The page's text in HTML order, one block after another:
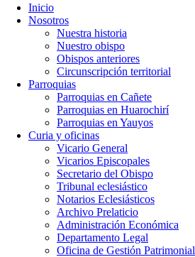
Inicio
Nosotros
Nuestra historia
Nuestro obispo
Obispos anteriores
Circunscripción territorial
Parroquias
Parroquias en Cañete
Parroquias en Huarochirí
Parroquias en Yauyos
Curia y oficinas
Vicario General
Vicarios Episcopales
Secretario del Obispo
Tribunal eclesiástico
Notarios Eclesiásticos
Archivo Prelaticio
Administración Económica
Departamento Legal
Oficina de Gestión Patrimonial